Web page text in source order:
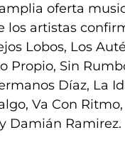
oferta
los artistas
Lobos, Los
Propio, Sin
Díaz, La
Va Con
Damián Ramirez.